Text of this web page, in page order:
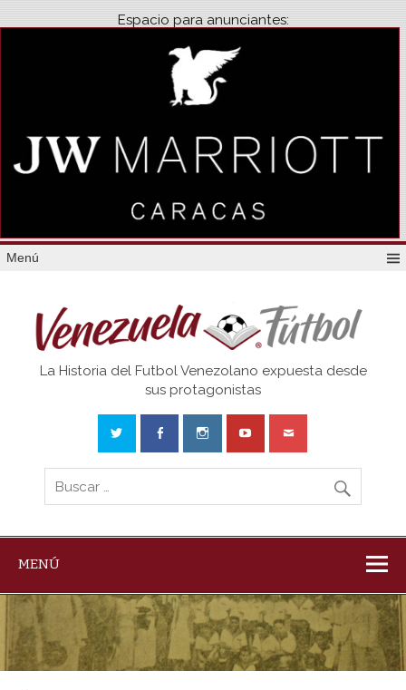
Espacio para anunciantes:
Menú
Venezuela
La Historia del Futbol Venezolano expuesta desde
sus protagonistas
MENÚ